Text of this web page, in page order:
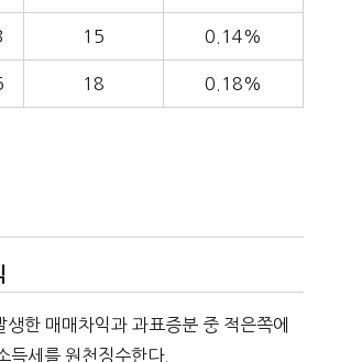
15 0.14%
18 0.18%
생한 매매차익과 과표증분 중 적은쪽에
세를 원천징수한다.